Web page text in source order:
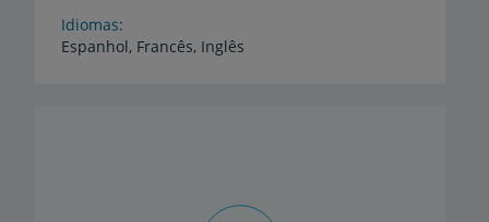
Idiomas
Espanhol, Francês, Inglês